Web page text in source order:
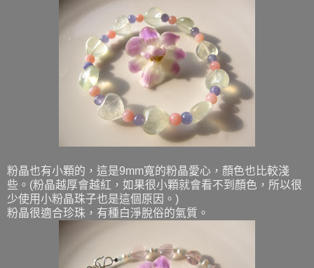
粉晶也有小顆的，這是9mm寬的粉晶愛心，顏色也比較淺
些。(粉晶越厚會越紅，如果很小顆就會看不到顏色，所以很
少使用小粉晶珠子也是這個原因。)
粉晶很適合珍珠，有種白淨脫俗的氣質。